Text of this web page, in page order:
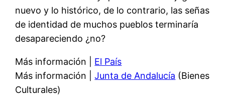
nuevo y lo histórico, de lo contrario, las señas
de identidad de muchos pueblos terminaría
desapareciendo ¿no?
Más información | El País
Más información |Junta de Andalucía (Bienes
Culturales)